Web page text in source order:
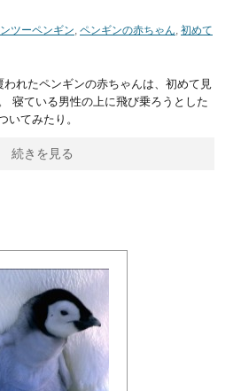
ツーペンギン, ペンギンの赤ちゃん, 初めて
れたペンギンの赤ちゃんは、初めて見
寝ている男性の上に飛び乗ろうとした
いてみたり。
続きを見る